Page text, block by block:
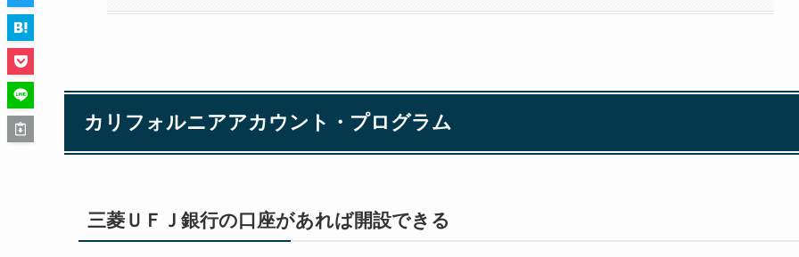
カリフォルニアアカウント・プログラム
三菱ＵＦＪ銀行の口座があれば開設できる